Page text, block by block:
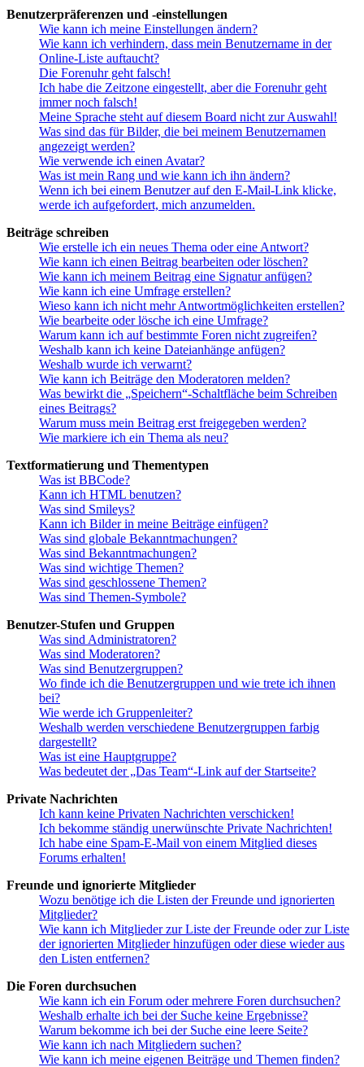
Benutzerpräferenzen und -einstellungen
Wie kann ich meine Einstellungen ändern?
Wie kann ich verhindern, dass mein Benutzername in der
Online-Liste auftaucht?
Die Forenuhr geht falsch!
Ich habe die Zeitzone eingestellt, aber die Forenuhr geht
immer noch falsch!
Meine Sprache steht auf diesem Board nicht zur Auswahl!
Was sind das für Bilder, die bei meinem Benutzernamen
angezeigt werden?
Wie verwende ich einen Avatar?
Was ist mein Rang und wie kann ich ihn ändern?
Wenn ich bei einem Benutzer auf den E-Mail-Link klicke,
werde ich aufgefordert, mich anzumelden.
Beiträge schreiben
Wie erstelle ich ein neues Thema oder eine Antwort?
Wie kann ich einen Beitrag bearbeiten oder löschen?
Wie kann ich meinem Beitrag eine Signatur anfügen?
Wie kann ich eine Umfrage erstellen?
Wieso kann ich nicht mehr Antwortmöglichkeiten erstellen?
Wie bearbeite oder lösche ich eine Umfrage?
Warum kann ich auf bestimmte Foren nicht zugreifen?
Weshalb kann ich keine Dateianhänge anfügen?
Weshalb wurde ich verwarnt?
Wie kann ich Beiträge den Moderatoren melden?
Was bewirkt die „Speichern“-Schaltfläche beim Schreiben
eines Beitrags?
Warum muss mein Beitrag erst freigegeben werden?
Wie markiere ich ein Thema als neu?
Textformatierung und Thementypen
Was ist BBCode?
Kann ich HTML benutzen?
Was sind Smileys?
Kann ich Bilder in meine Beiträge einfügen?
Was sind globale Bekanntmachungen?
Was sind Bekanntmachungen?
Was sind wichtige Themen?
Was sind geschlossene Themen?
Was sind Themen-Symbole?
Benutzer-Stufen und Gruppen
Was sind Administratoren?
Was sind Moderatoren?
Was sind Benutzergruppen?
Wo finde ich die Benutzergruppen und wie trete ich ihnen
bei?
Wie werde ich Gruppenleiter?
Weshalb werden verschiedene Benutzergruppen farbig
dargestellt?
Was ist eine Hauptgruppe?
Was bedeutet der „Das Team“-Link auf der Startseite?
Private Nachrichten
Ich kann keine Privaten Nachrichten verschicken!
Ich bekomme ständig unerwünschte Private Nachrichten!
Ich habe eine Spam-E-Mail von einem Mitglied dieses
Forums erhalten!
Freunde und ignorierte Mitglieder
Wozu benötige ich die Listen der Freunde und ignorierten
Mitglieder?
Wie kann ich Mitglieder zur Liste der Freunde oder zur Liste
der ignorierten Mitglieder hinzufügen oder diese wieder aus
den Listen entfernen?
Die Foren durchsuchen
Wie kann ich ein Forum oder mehrere Foren durchsuchen?
Weshalb erhalte ich bei der Suche keine Ergebnisse?
Warum bekomme ich bei der Suche eine leere Seite?
Wie kann ich nach Mitgliedern suchen?
Wie kann ich meine eigenen Beiträge und Themen finden?